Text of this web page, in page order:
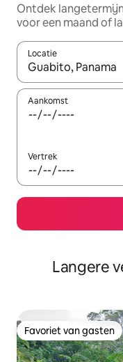
Ontdek
voor een maand of
Locatie
Wanneer er
Aankomst
Vertrek
Langere
Favoriet van gasten
Favoriet van gasten